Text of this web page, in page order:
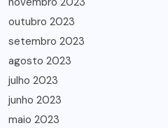
outubro 2023
setembro 2023
agosto 2023
julho 2023
junho 2023
maio 2023